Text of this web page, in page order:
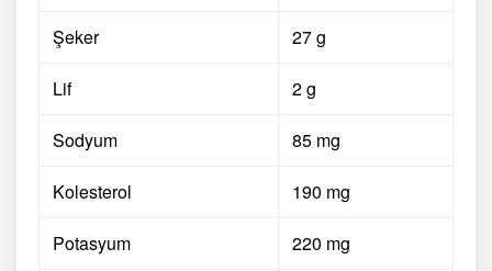
Şeker 27 g
Lif 2 g
Sodyum 85 mg
Kolesterol 190 mg
Potasyum 220 mg